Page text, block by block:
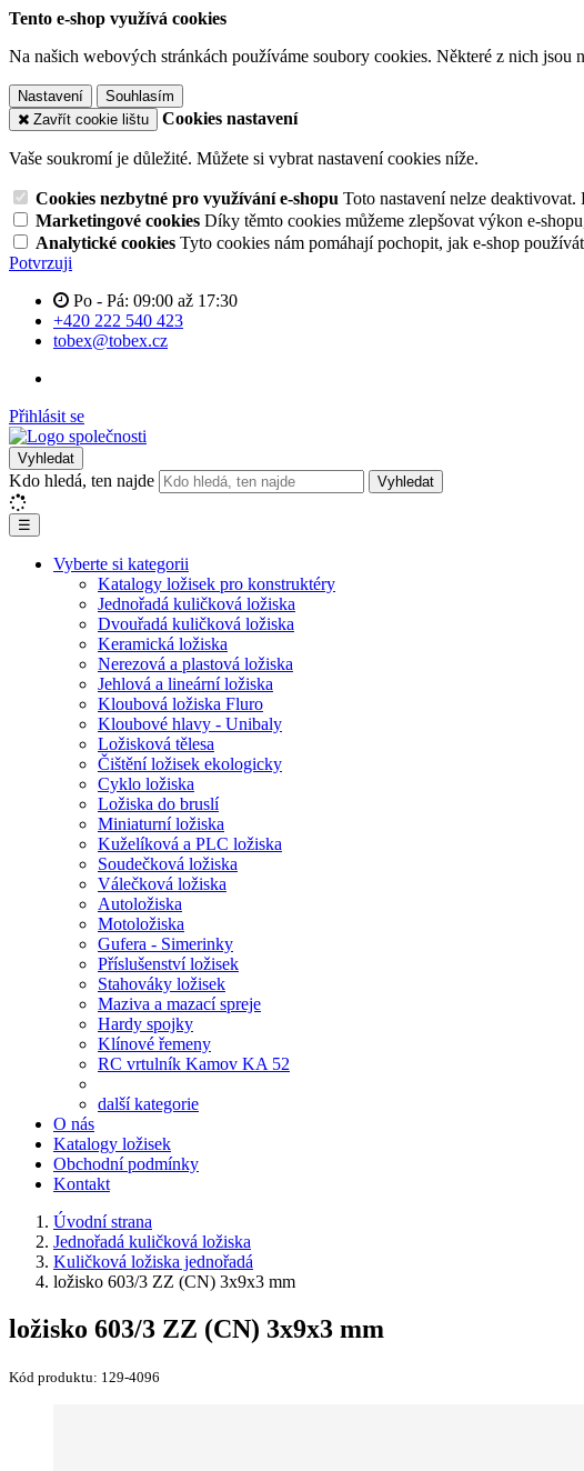
Tento e-shop využívá cookies
Na našich webových stránkách používáme soubory cookies. Některé z nich
Nastavení
Souhlasím
Zavřít cookie lištu
Cookies nastavení
Vaše soukromí je důležité. Můžete si vybrat nastavení cookies níže.
Cookies nezbytné pro využívání e-shopu Toto nastavení nelze
Marketingové cookies Díky těmto cookies můžeme zlepšovat výkon e-
Analytické cookies Tyto cookies nám pomáhají pochopit, jak e-shop
Potvrzuji
Po - Pá: 09:00 až 17:30
+420 222 540 423
tobex@tobex.cz
Přihlásit se
Vyhledat
Kdo hledá, ten najde Vyhledat
☰
Vyberte si kategorii
Katalogy ložisek pro konstruktéry
Jednořadá kuličková ložiska
Dvouřadá kuličková ložiska
Keramická ložiska
Nerezová a plastová ložiska
Jehlová a lineární ložiska
Kloubová ložiska Fluro
Kloubové hlavy - Unibaly
Ložisková tělesa
Čištění ložisek ekologicky
Cyklo ložiska
Ložiska do bruslí
Miniaturní ložiska
Kuželíková a PLC ložiska
Soudečková ložiska
Válečková ložiska
Autoložiska
Motoložiska
Gufera - Simerinky
Příslušenství ložisek
Stahováky ložisek
Maziva a mazací spreje
Hardy spojky
Klínové řemeny
RC vrtulník Kamov KA 52
další kategorie
O nás
Katalogy ložisek
Obchodní podmínky
Kontakt
Úvodní strana
Jednořadá kuličková ložiska
Kuličková ložiska jednořadá
ložisko 603/3 ZZ (CN) 3x9x3 mm
ložisko 603/3 ZZ (CN) 3x9x3 mm
Kód produktu: 129-4096